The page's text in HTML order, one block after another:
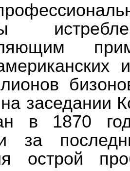
заседании
в 1870
за
острой